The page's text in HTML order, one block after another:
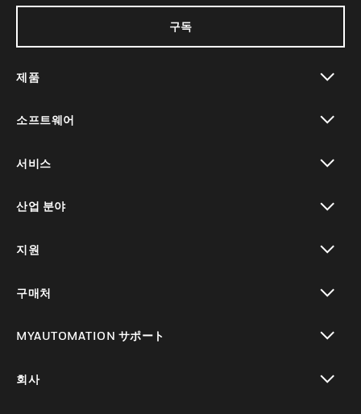
구독
제품
소프트웨어
서비스
산업 분야
지원
구매처
MYAUTOMATION サポート
회사